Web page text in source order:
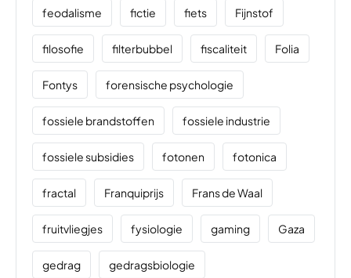
feodalisme fictie fiets Fijnstof
filosofie filterbubbel fiscaliteit Folia
Fontys forensische psychologie
fossiele brandstoffen fossiele industrie
fossiele subsidies fotonen fotonica
fractal Franquiprijs Frans de Waal
fruitvliegjes fysiologie gaming Gaza
gedrag gedragsbiologie